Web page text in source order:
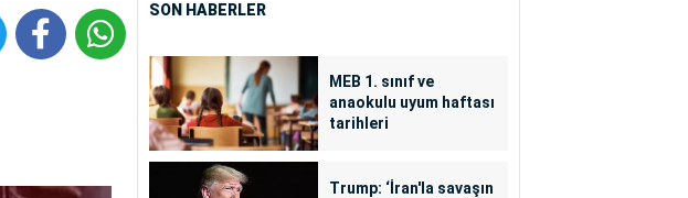
SON HABERLER
MEB 1. sınıf ve
anaokulu uyum haftası
tarihleri
Trump: ‘İran'la savaşın